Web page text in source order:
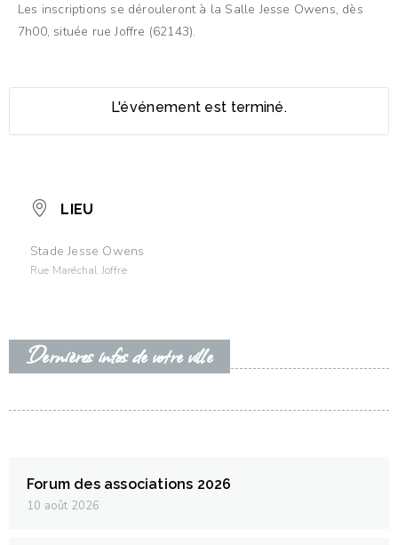
Les inscriptions se dérouleront à la Salle Jesse Owens, dès
7h00, située rue Joffre (62143).
L'événement est terminé.
LIEU
Stade Jesse Owens
Rue Maréchal Joffre
Dernières infos de votre ville
Forum des associations 2026
10 août 2026